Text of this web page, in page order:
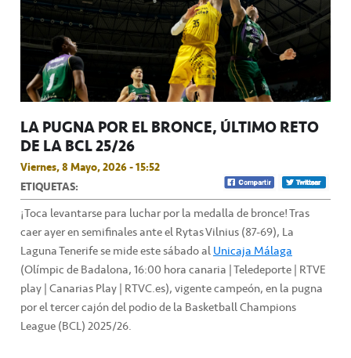
LA PUGNA POR EL BRONCE, ÚLTIMO RETO
DE LA BCL 25/26
Viernes, 8 Mayo, 2026 - 15:52
ETIQUETAS:
¡Toca levantarse para luchar por la medalla de bronce! Tras
caer ayer en semifinales ante el Rytas Vilnius (87-69), La
Laguna Tenerife se mide este sábado alUnicaja Málaga
(Olímpic de Badalona, 16:00 hora canaria | Teledeporte | RTVE
play | Canarias Play | RTVC.es), vigente campeón, en la pugna
por el tercer cajón del podio de la Basketball Champions
League (BCL) 2025/26.